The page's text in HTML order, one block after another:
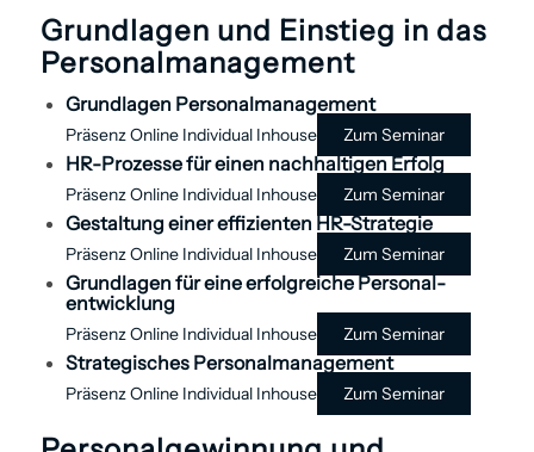
Grundlagen und Einstieg in das
Personal­management
Grundlagen Personal­management
PräsenzOnline Individual Inhouse Zum Seminar
HR-Prozesse für einen nachhaltigen Erfolg
PräsenzOnline Individual Inhouse Zum Seminar
Gestaltung einer effizienten HR-Strategie
PräsenzOnline Individual Inhouse Zum Seminar
Grundlagen für eine erfolgreiche Personal­
entwicklung
PräsenzOnline Individual Inhouse Zum Seminar
Strategisches Personal­management
PräsenzOnline Individual Inhouse Zum Seminar